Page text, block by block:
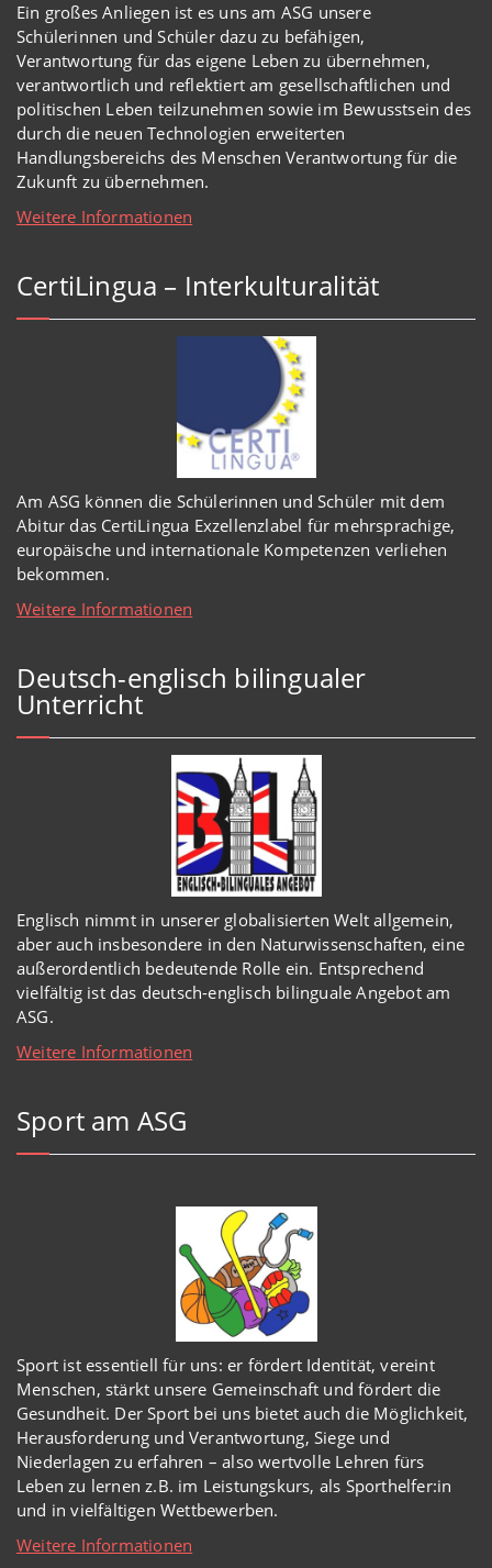
Ein großes Anliegen ist es uns am ASG unsere
Schülerinnen und Schüler dazu zu befähigen,
Verantwortung für das eigene Leben zu übernehmen,
verantwortlich und reflektiert am gesellschaftlichen und
politischen Leben teilzunehmen sowie im Bewusstsein des
durch die neuen Technologien erweiterten
Handlungsbereichs des Menschen Verantwortung für die
Zukunft zu übernehmen.
Weitere Informationen
CertiLingua – Interkulturalität
Am ASG können die Schülerinnen und Schüler mit dem
Abitur das CertiLingua Exzellenzlabel für mehrsprachige,
europäische und internationale Kompetenzen verliehen
bekommen.
Weitere Informationen
Deutsch-englisch bilingualer
Unterricht
Englisch nimmt in unserer globalisierten Welt allgemein,
aber auch insbesondere in den Naturwissenschaften, eine
außerordentlich bedeutende Rolle ein. Entsprechend
vielfältig ist das deutsch-englisch bilinguale Angebot am
ASG.
Weitere Informationen
Sport am ASG
Sport ist essentiell für uns: er fördert Identität, vereint
Menschen, stärkt unsere Gemeinschaft und fördert die
Gesundheit. Der Sport bei uns bietet auch die Möglichkeit,
Herausforderung und Verantwortung, Siege und
Niederlagen zu erfahren – also wertvolle Lehren fürs
Leben zu lernen z.B. im Leistungskurs, als Sporthelfer:in
und in vielfältigen Wettbewerben.
Weitere Informationen